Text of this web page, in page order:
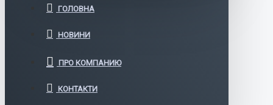
ГОЛОВНА
НОВИНИ
ПРО КОМПАНИЮ
КОНТАКТИ